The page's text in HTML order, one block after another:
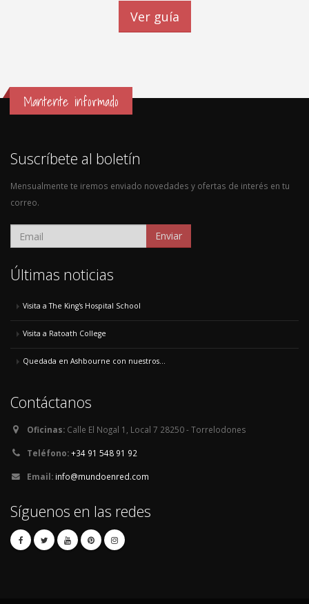
Ver guía
Mantente informado
Suscríbete al boletín
Mensualmente te iremos enviado novedades y ofertas de interés en tu
correo.
Enviar
Últimas noticias
Visita a The King's Hospital School
Visita a Ratoath College
Quedada en Ashbourne con nuestros...
Contáctanos
Oficinas: Calle El Nogal 1, Local 7 28250 - Torrelodones
Teléfono:+34 91 548 91 92
Email: info@mundoenred.com
Síguenos en las redes